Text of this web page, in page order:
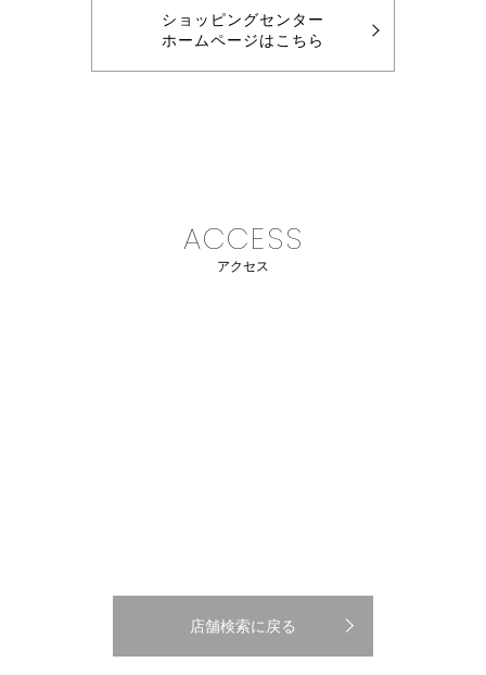
ショッピングセンター
ホームページはこちら
ACCESS
アクセス
店舗検索に戻る